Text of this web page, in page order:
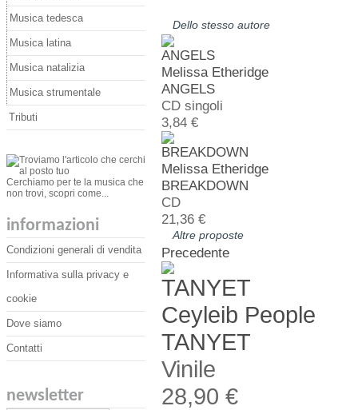
Musica tedesca
Musica latina
Musica natalizia
Musica strumentale
Tributi
Cerchiamo per te la musica che
non trovi, scopri come...
informazioni
Condizioni generali di vendita
Informativa sulla privacy e
cookie
Dove siamo
Contatti
newsletter
Dello stesso autore
Melissa Etheridge
ANGELS
CD singoli
3,84 €
Melissa Etheridge
BREAKDOWN
CD
21,36 €
Altre proposte
Precedente
Ceyleib People
TANYET
Vinile
28,90 €